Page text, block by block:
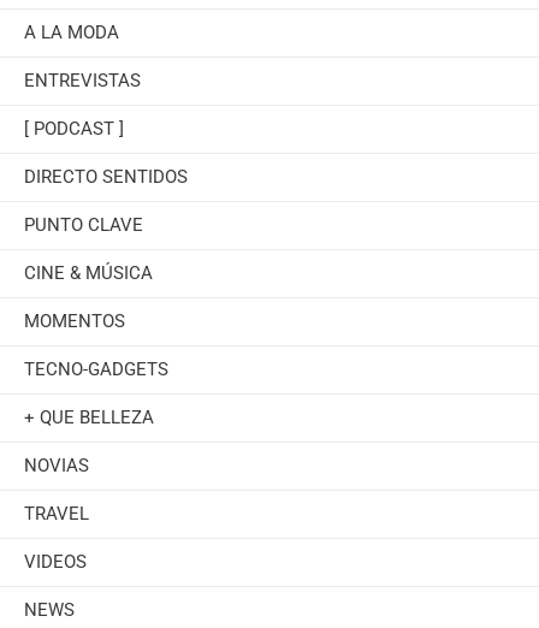
A LA MODA
ENTREVISTAS
[ PODCAST ]
DIRECTO SENTIDOS
PUNTO CLAVE
CINE & MÚSICA
MOMENTOS
TECNO-GADGETS
+ QUE BELLEZA
NOVIAS
TRAVEL
VIDEOS
NEWS